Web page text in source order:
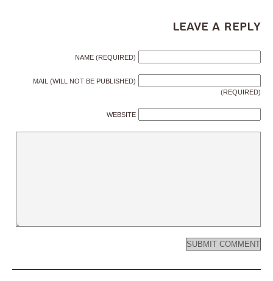
Leave a Reply
NAME (REQUIRED)
MAIL (WILL NOT BE PUBLISHED)
(REQUIRED)
WEBSITE